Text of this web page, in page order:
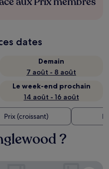
dates
Demain
7 août - 8 août
Le week-end prochain
14 août - 16 août
Prix (croissant)
?